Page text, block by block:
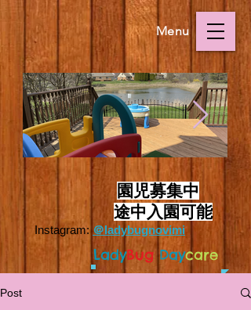
Outside.HEIC
​
園児募集中
途中入園可能
Instagram: ＠ladybugnovimi
LadyBug Daycare
Menu
Post